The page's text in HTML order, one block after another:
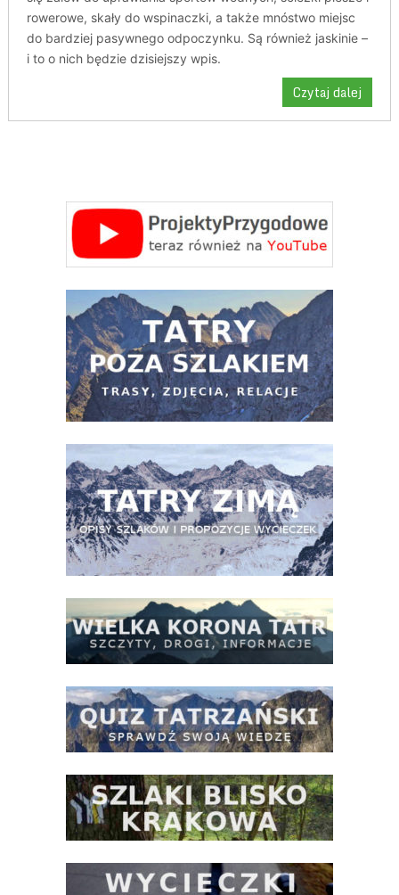
rowerowe, skały do wspinaczki, a także mnóstwo miejsc
do bardziej pasywnego odpoczynku. Są również jaskinie –
i to o nich będzie dzisiejszy wpis.
Czytaj dalej